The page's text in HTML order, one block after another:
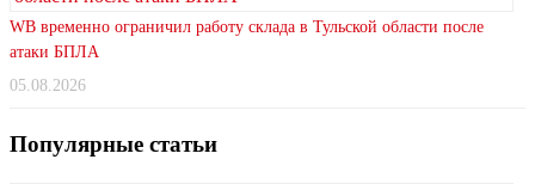
WB временно ограничил работу склада в Тульской области после
атаки БПЛА
05.08.2026
Популярные статьи